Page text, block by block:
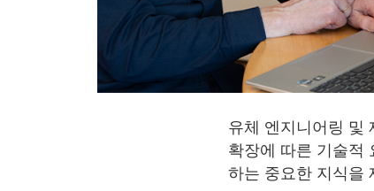
유체 엔지니어링 및
확장에 따른 기술적
하는 중요한 지식을